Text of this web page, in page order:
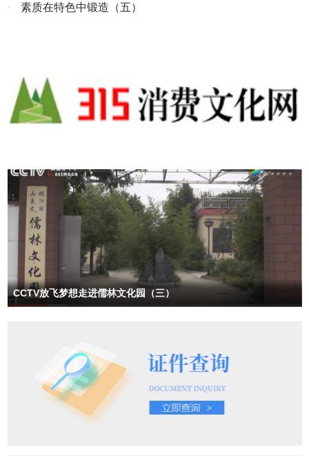
·
素质在特色中锻造（五）
CCTV放飞梦想走进儒林文化园（三）